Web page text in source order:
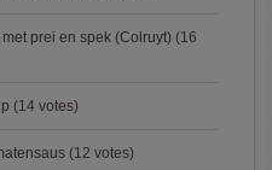
prei en spek (Colruyt) (16
(14 votes)
(12 votes)